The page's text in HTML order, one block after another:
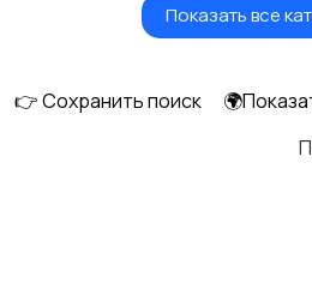
Кровати и матрасыПоказать все
👉 Сохранить поиск